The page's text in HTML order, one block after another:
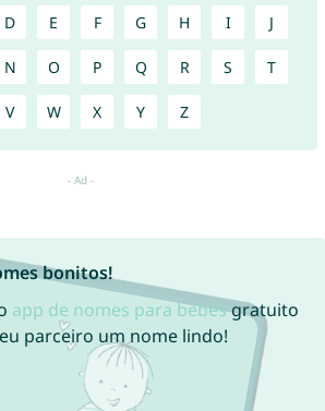
D E F G H I J
N O P Q R S T
V W X Y Z
bonitos!
app de nomes para bebêsgratuito
parceiro um nome lindo!